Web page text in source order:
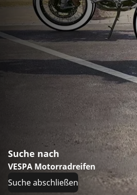
Suche nach
VESPA Motorradreifen
Suche abschließen